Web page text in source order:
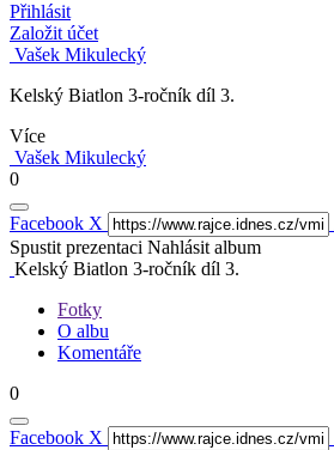
Přihlásit
Založit účet
Vašek Mikulecký
Kelský Biatlon 3-ročník díl 3.
Více
Vašek Mikulecký
0
Facebook X
Spustit prezentaci Nahlásit album
Kelský Biatlon 3-ročník díl 3.
Fotky
O albu
Komentáře
0
Facebook X